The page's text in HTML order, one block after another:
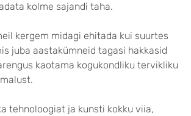
kolme sajandi taha.
kergem midagi ehitada kui suurtes
juba aastakümneid tagasi hakkasid
kaotama kogukondliku tervikliku
tehnoloogiat ja kunsti kokku viia,